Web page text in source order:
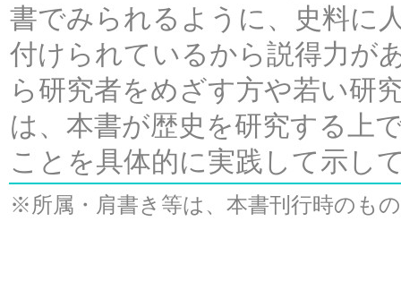
書でみられるように、史料に
付けられているから説得力が
ら研究者をめざす方や若い研
は、本書が歴史を研究する上
ことを具体的に実践して示し
※所属・肩書き等は、本書刊行時のも